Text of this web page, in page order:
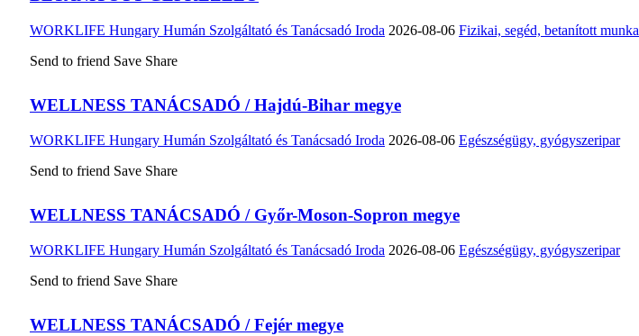
WORKLIFE Hungary Humán Szolgáltató és Tanácsadó Iroda 2026-08-06 Fizikai, segéd, betanított munka
Send to friend Save Share
WELLNESS TANÁCSADÓ / Hajdú-Bihar megye
WORKLIFE Hungary Humán Szolgáltató és Tanácsadó Iroda 2026-08-06 Egészségügy, gyógyszeripar
Send to friend Save Share
WELLNESS TANÁCSADÓ / Győr-Moson-Sopron megye
WORKLIFE Hungary Humán Szolgáltató és Tanácsadó Iroda 2026-08-06 Egészségügy, gyógyszeripar
Send to friend Save Share
WELLNESS TANÁCSADÓ / Fejér megye